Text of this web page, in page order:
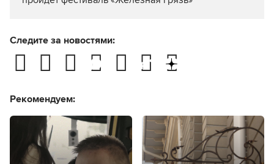
Следите за новостями:
Рекомендуем: